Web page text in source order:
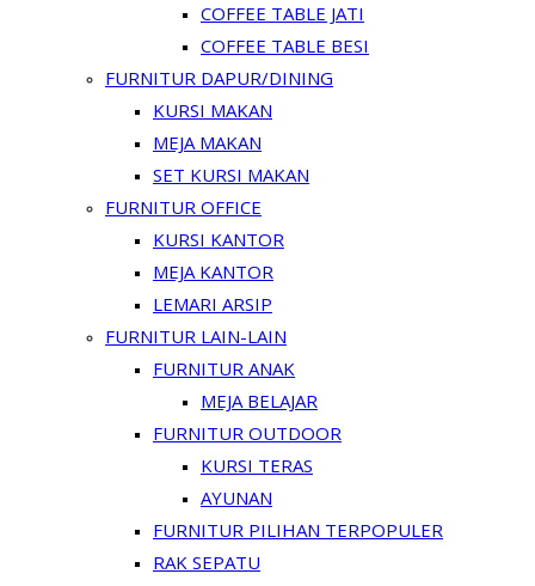
COFFEE TABLE JATI
COFFEE TABLE BESI
FURNITUR DAPUR/DINING
KURSI MAKAN
MEJA MAKAN
SET KURSI MAKAN
FURNITUR OFFICE
KURSI KANTOR
MEJA KANTOR
LEMARI ARSIP
FURNITUR LAIN-LAIN
FURNITUR ANAK
MEJA BELAJAR
FURNITUR OUTDOOR
KURSI TERAS
AYUNAN
FURNITUR PILIHAN TERPOPULER
RAK SEPATU